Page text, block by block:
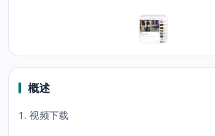
概述
1. 视频下载